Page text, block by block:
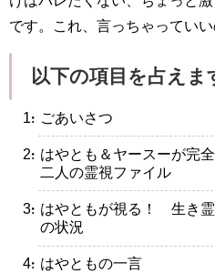
です。これ、言っちゃってい
以下の項目を占えま
・ごあいさつ
・はやとも＆ヤースーが完全
二人の霊視ファイル
・はやともが視る！ 生き
の状況
・はやともの一言